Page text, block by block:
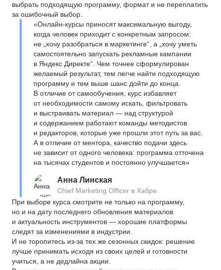
выбрать подходящую программу, формат и не переплатить
за ошибочный выбор.
«Онлайн-курсы приносят максимальную выгоду,
когда человек приходит с конкретным запросом:
не „хочу разобраться в маркетинге“, а „хочу уметь
самостоятельно запускать рекламные кампании
в Яндекс Директе“. Чем точнее сформулирован
желаемый результат, тем легче найти подходящую
программу и тем выше шанс дойти до конца.
В отличие от самообучения, курс избавляет
от необходимости самому искать, фильтровать
и выстраивать материал — над структурой
и содержанием работают команды методистов
и редакторов, которые уже прошли этот путь за вас.
А в отличие от ментора, качество подачи здесь
не зависит от одного человека: программа отточена
на тысячах студентов и постоянно улучшается»
Анна Линская
Chief Marketing Officer в Хабре
При выборе курса смотрите не только на программу,
но и на дату последнего обновления материалов
и актуальность инструментов — хорошие платформы
следят за изменениями в индустрии.
И не торопитесь из-за тех же сезонных скидок: решение
лучше принимать исходя из своих целей и готовности
учиться, а не дедлайна акции.